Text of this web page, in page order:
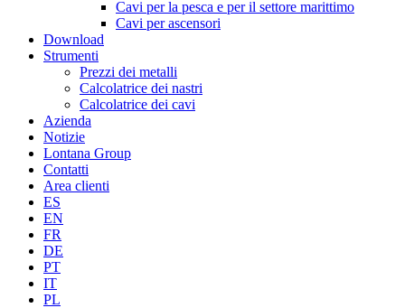
Cavi per la pesca e per il settore marittimo
Cavi per ascensori
Download
Strumenti
Prezzi dei metalli
Calcolatrice dei nastri
Calcolatrice dei cavi
Azienda
Notizie
Lontana Group
Contatti
Area clienti
ES
EN
FR
DE
PT
IT
PL